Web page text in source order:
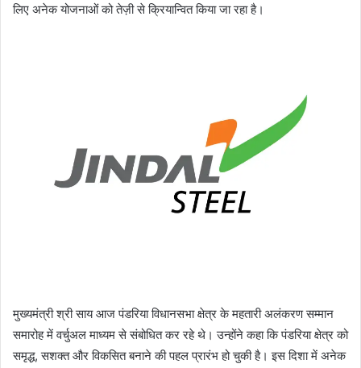
लिए अनेक योजनाओं को तेज़ी से क्रियान्वित किया जा रहा है।
मुख्यमंत्री श्री साय आज पंडरिया विधानसभा क्षेत्र के महतारी अलंकरण सम्मान
समारोह में वर्चुअल माध्यम से संबोधित कर रहे थे। उन्होंने कहा कि पंडरिया क्षेत्र को
समृद्ध, सशक्त और विकसित बनाने की पहल प्रारंभ हो चुकी है। इस दिशा में अनेक